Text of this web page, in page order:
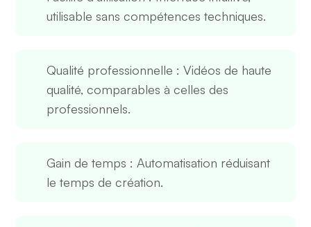
utilisable sans compétences techniques.
Qualité professionnelle : Vidéos de haute
qualité, comparables à celles des
professionnels.
Gain de temps : Automatisation réduisant
le temps de création.